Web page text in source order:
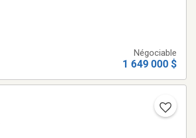
Négociable
1 649 000 $